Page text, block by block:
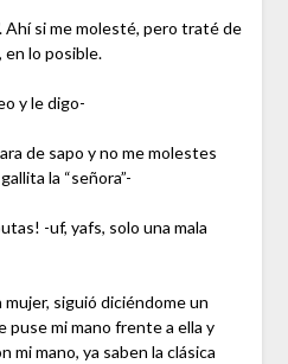
Ahí si me molesté, pero traté de
en lo posible.
y le digo-
de sapo y no me molestes
la “señora”-
-uf, yafs, solo una mala
siguió diciéndome un
puse mi mano frente a ella y
mi mano, ya saben la clásica